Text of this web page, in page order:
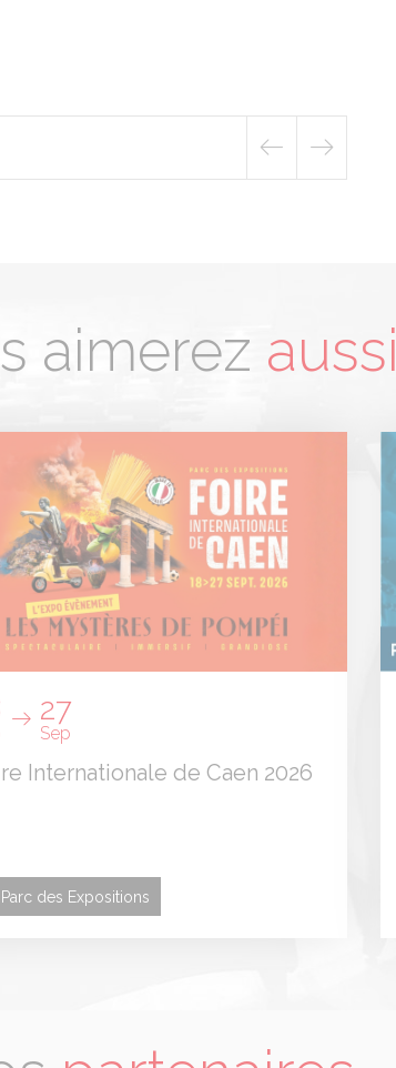
aimerez
27
Sep
Internationale de Caen 2026
Parc des Expositions
Panneau de gestion des cookies